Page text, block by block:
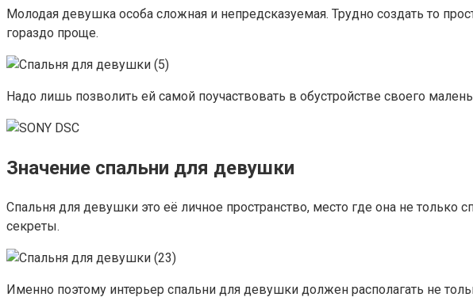
Молодая девушка особа сложная и непредсказуемая. Трудно создать то
гораздо проще.
Надо лишь позволить ей самой поучаствовать в обустройстве своего
Значение спальни для девушки
Спальня для девушки это её личное пространство, место где она не
секреты.
Именно поэтому интерьер спальни для девушки должен располагать не